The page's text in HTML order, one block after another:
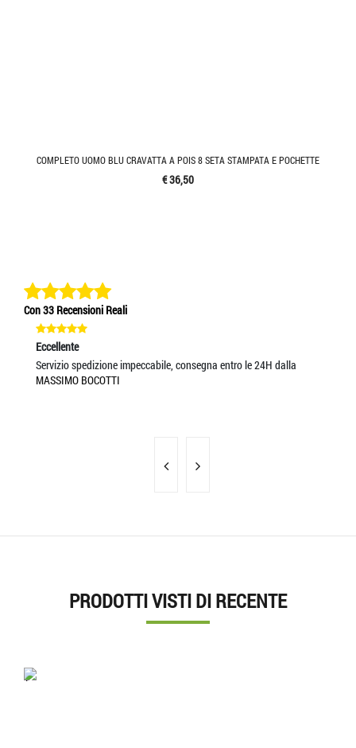
COMPLETO UOMO BLU CRAVATTA A POIS 8 SETA STAMPATA E POCHETTE
€ 36,50
Con 33 Recensioni Reali
Eccellente
Servizio spedizione impeccabile, consegna entro le 24H dalla
MASSIMO BOCOTTI
PRODOTTI VISTI DI RECENTE
'.'